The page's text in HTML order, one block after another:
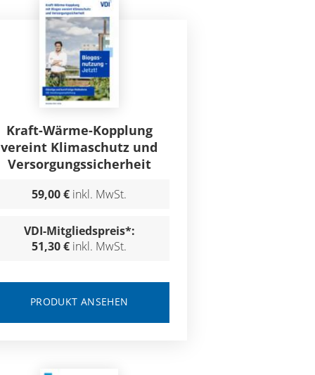
Kraft-Wärme-Kopplung
vereint Klimaschutz und
Versorgungssicherheit
59,00 € inkl. MwSt.
VDI-Mitgliedspreis*:
51,30 € inkl. MwSt.
PRODUKT ANSEHEN